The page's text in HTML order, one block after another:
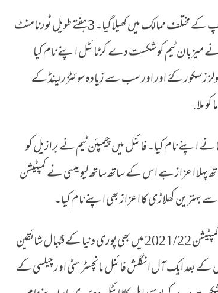
ان سب مقابلوں میں زیرِفہرست یورو کپ ہے جو گزشتہ سال یورپ کے مختلف ممالک میں کھیلا گیا۔ 3 ہفتے طویل ٹورنامنٹ
نے میزبان ٹیم کو شکست دے کر ٹائٹل اپنے نام کیا
شک نے 5 5 سب سے زیادہ گولز ز سکور کۓ اور اور سب سے زیادہ سوئٹزرلینڈ کے
ملا.
نے اپنے نام کیا۔ فائنل میں چیمپئن ٹیم نے برازیل کو
پہلا اعزاز ہے اس کے ساتھ ساتھ لیو میسی نے کمپٹیشن
کھلاڑی کا اعزاز بھی اپنے نام کیا۔
اس کے ساتھ ساتھ ہر سال منعقد ہونے والا یوئیفا چیمپئنز لیگ کا کمپٹیشن 2021/22 میں بھی پوری دنیا کے فٹبال شائقین
مقابلوں کے بعد ایک آل انگلش فائنل مانچسٹر سٹی اور چیلسی کے